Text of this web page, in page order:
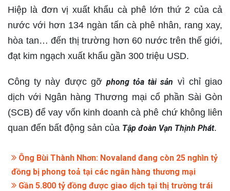
Hiệp là đơn vị xuất khẩu cà phê lớn thứ 2 của cả
nước với hơn 134 ngàn tấn cà phê nhân, rang xay,
hòa tan… đến thị trường hơn 60 nước trên thế giới,
đạt kim ngạch xuất khẩu gần 300 triệu USD.
Công ty này được gỡ phong tỏa tài sản vì chỉ giao
dịch với Ngân hàng Thương mại cổ phần Sài Gòn
(SCB) để vay vốn kinh doanh cà phê chứ không liên
quan đến bất động sản của Tập đoàn Vạn Thịnh Phát.
Ông Bùi Thành Nhơn: Novaland đang còn 25 nghìn tỷ
đồng bị phong toả tại các ngân hàng thương mại
Gần 5.800 tỷ đồng được giao dịch tại thị trường trái